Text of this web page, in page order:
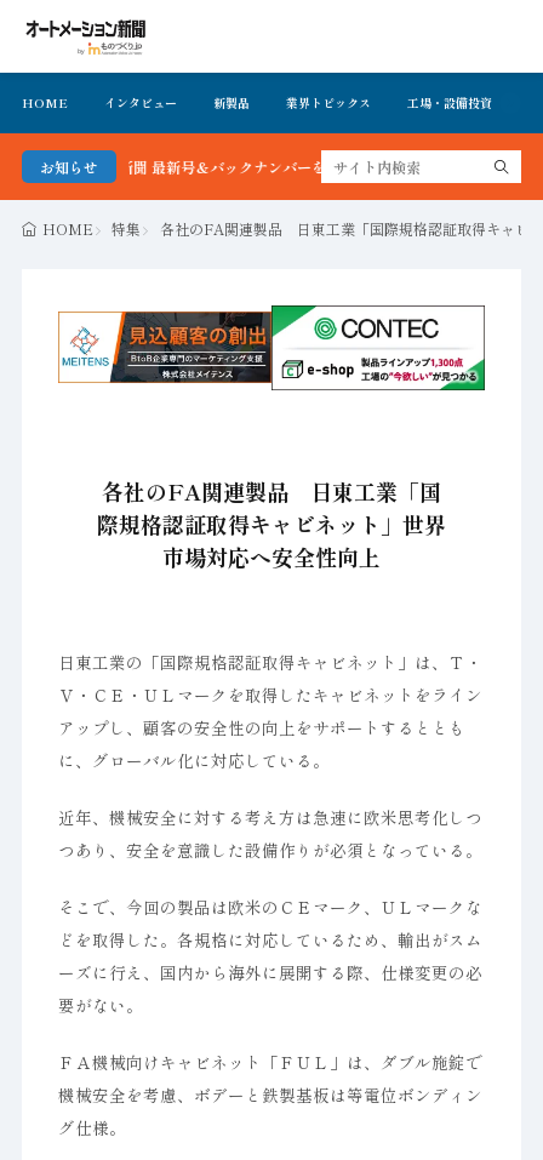
HOME インタビュー 新製品 業界トピックス 工場・設備投資
お知らせ
ション新聞 最新号＆バックナンバーを無料で公開中 詳細はこちら
HOME 特集 各社のFA関連製品 日東工業「国際規格認証取得キャビ
各社のFA関連製品 日東工業「国
際規格認証取得キャビネット」世界
市場対応へ安全性向上
日東工業の「国際規格認証取得キャビネット」は、Ｔ・
Ｖ・ＣＥ・ＵＬマークを取得したキャビネットをライン
アップし、顧客の安全性の向上をサポートするととも
に、グローバル化に対応している。
近年、機械安全に対する考え方は急速に欧米思考化しつ
つあり、安全を意識した設備作りが必須となっている。
そこで、今回の製品は欧米のＣＥマーク、ＵＬマークな
どを取得した。各規格に対応しているため、輸出がスム
ーズに行え、国内から海外に展開する際、仕様変更の必
要がない。
ＦＡ機械向けキャビネット「ＦＵＬ」は、ダブル施錠で
機械安全を考慮、ボデーと鉄製基板は等電位ボンディン
グ仕様。